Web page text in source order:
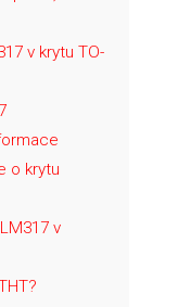
v krytu TO-
o krytu
v